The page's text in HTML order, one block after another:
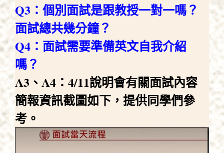
Q3：個別面試是跟教授一對一嗎？
面試總共幾分鐘？
Q4：面試需要準備英文自我介紹
嗎？
A3、A4：4/11說明會有關面試內容
簡報資訊截圖如下，提供同學們參
考。